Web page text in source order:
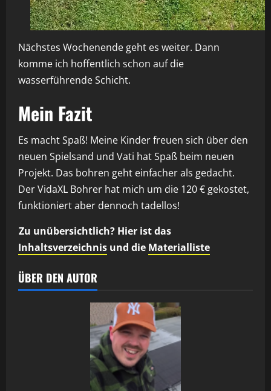
Nächstes Wochenende geht es weiter. Dann
komme ich hoffentlich schon auf die
wasserführende Schicht.
Mein Fazit
Es macht Spaß! Meine Kinder freuen sich über den
neuen Spielsand und Vati hat Spaß beim neuen
Projekt. Das bohren geht einfacher als gedacht.
Der VidaXL Bohrer hat mich um die 120 € gekostet,
funktioniert aber dennoch tadellos!
Zu unübersichtlich? Hier ist das
Inhaltsverzeichnis und die Materialliste
ÜBER DEN AUTOR